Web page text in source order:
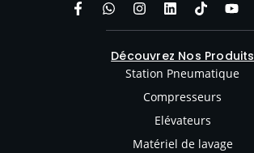
Découvrez Nos Produits
Station Pneumatique
Compresseurs
Elévateurs
Matériel de lavage